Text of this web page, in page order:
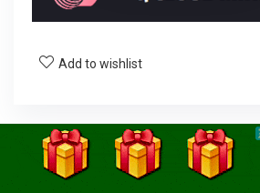
Add to wishlist